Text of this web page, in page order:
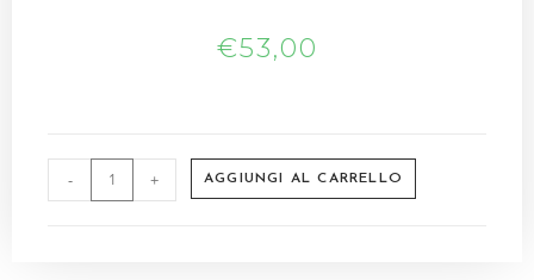
€53,00
- + AGGIUNGI AL CARRELLO